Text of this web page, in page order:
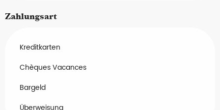
Zahlungsart
Kreditkarten
Chèques Vacances
Bargeld